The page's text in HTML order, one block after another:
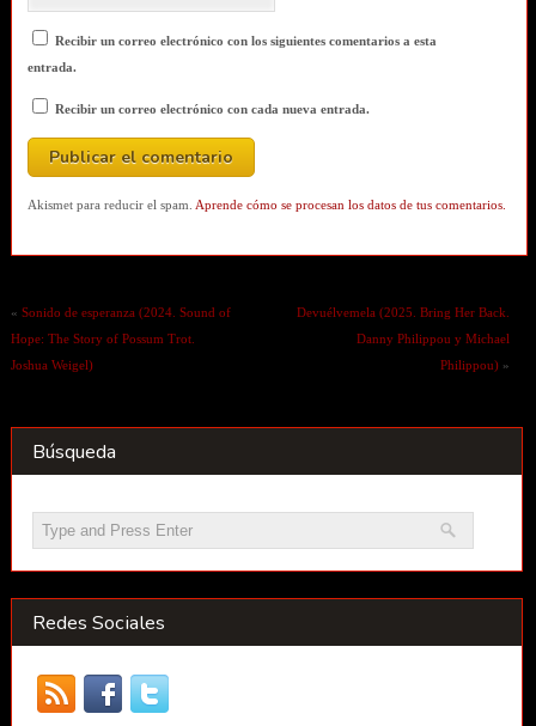
Recibir un correo electrónico con los siguientes comentarios a esta
entrada.
Recibir un correo electrónico con cada nueva entrada.
Akismet para reducir el spam. Aprende cómo se procesan los datos de tus comentarios.
« Sonido de esperanza (2024. Sound of
Hope: The Story of Possum Trot.
Joshua Weigel)
Devuélvemela (2025. Bring Her Back.
Danny Philippou y Michael
Philippou) »
Búsqueda
Redes Sociales